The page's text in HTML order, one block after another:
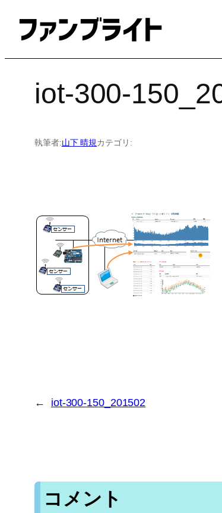
ス
iot-300-
執筆者:山下 晴規カテゴリ:
← iot-300-150_201502
コメント